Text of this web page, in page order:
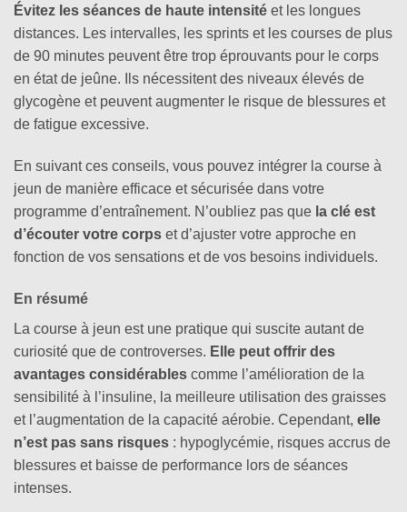
Évitez les séances de haute intensité et les longues
distances. Les intervalles, les sprints et les courses de plus
de 90 minutes peuvent être trop éprouvants pour le corps
en état de jeûne. Ils nécessitent des niveaux élevés de
glycogène et peuvent augmenter le risque de blessures et
de fatigue excessive.
En suivant ces conseils, vous pouvez intégrer la course à
jeun de manière efficace et sécurisée dans votre
programme d’entraînement. N’oubliez pas que la clé est
d’écouter votre corps et d’ajuster votre approche en
fonction de vos sensations et de vos besoins individuels.
En résumé
La course à jeun est une pratique qui suscite autant de
curiosité que de controverses. Elle peut offrir des
avantages considérables comme l’amélioration de la
sensibilité à l’insuline, la meilleure utilisation des graisses
et l’augmentation de la capacité aérobie. Cependant, elle
n’est pas sans risques : hypoglycémie, risques accrus de
blessures et baisse de performance lors de séances
intenses.